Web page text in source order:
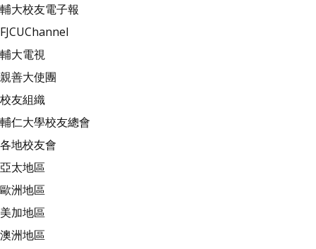
輔大校友電子報
FJCUChannel
輔大電視
親善大使團
校友組織
輔仁大學校友總會
各地校友會
亞太地區
歐洲地區
美加地區
澳洲地區